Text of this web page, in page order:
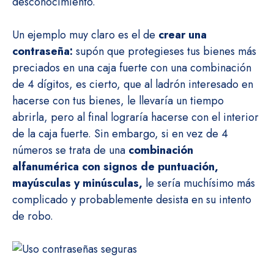
Un ejemplo muy claro es el de crear una
contraseña: supón que protegieses tus bienes más
preciados en una caja fuerte con una combinación
de 4 dígitos, es cierto, que al ladrón interesado en
hacerse con tus bienes, le llevaría un tiempo
abrirla, pero al final lograría hacerse con el interior
de la caja fuerte. Sin embargo, si en vez de 4
números se trata de una combinación
alfanumérica con signos de puntuación,
mayúsculas y minúsculas, le sería muchísimo más
complicado y probablemente desista en su intento
de robo.